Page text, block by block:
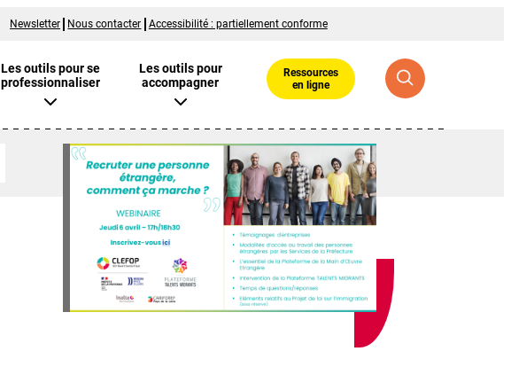
Newsletter Nous contacter Accessibilité : partiellement conforme
Les outils pour se
professionnaliser
Les outils pour
accompagner
Ressources
en ligne